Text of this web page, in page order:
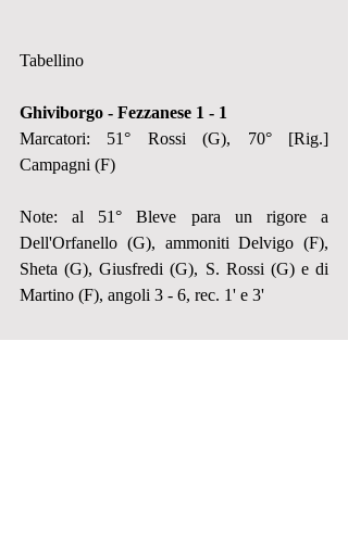
Tabellino
Ghiviborgo - Fezzanese 1 - 1
Marcatori: 51° Rossi (G), 70° [Rig.]
Campagni (F)
Note: al 51° Bleve para un rigore a
Dell'Orfanello (G), ammoniti Delvigo (F),
Sheta (G), Giusfredi (G), S. Rossi (G) e di
Martino (F), angoli 3 - 6, rec. 1' e 3'